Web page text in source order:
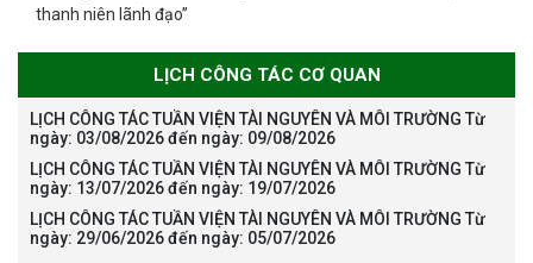
thanh niên lãnh đạo”
LỊCH CÔNG TÁC CƠ QUAN
LỊCH CÔNG TÁC TUẦN VIỆN TÀI NGUYÊN VÀ MÔI TRƯỜNG Từ
ngày: 03/08/2026 đến ngày: 09/08/2026
LỊCH CÔNG TÁC TUẦN VIỆN TÀI NGUYÊN VÀ MÔI TRƯỜNG Từ
ngày: 13/07/2026 đến ngày: 19/07/2026
LỊCH CÔNG TÁC TUẦN VIỆN TÀI NGUYÊN VÀ MÔI TRƯỜNG Từ
ngày: 29/06/2026 đến ngày: 05/07/2026